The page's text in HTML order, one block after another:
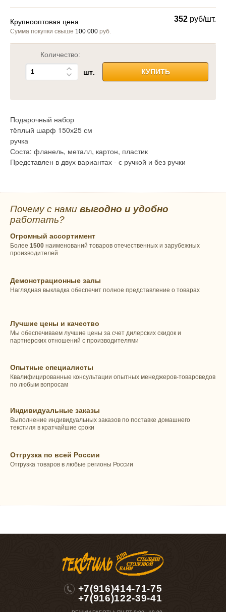
Крупнооптовая цена
Сумма покупки свыше 100 000 руб.
352 руб/шт.
Количество:
шт. КУПИТЬ
Подарочный набор
тёплый шарф 150х25 см
ручка
Соста: фланель, металл, картон, пластик
Представлен в двух вариантах - с ручкой и без ручки
Почему с нами выгодно и удобно
работать?
Огромный ассортимент
Более 1500 наименований товаров отечественных и зарубежных
производителей
Демонстрационные залы
Наглядная выкладка обеспечит полное представление о товарах
Лучшие цены и качество
Мы обеспечиваем лучшие цены за счет дилерских скидок и
партнерских отношений с производителями
Опытные специалисты
Квалифицированные консультации опытных менеджеров-товароведов
по любым вопросам
Индивидуальные заказы
Выполнение индивидуальных заказов по поставке домашнего
текстиля в кратчайшие сроки
Отгрузка по всей России
Отгрузка товаров в любые регионы России
+7(916)414-71-75
+7(916)122-39-41